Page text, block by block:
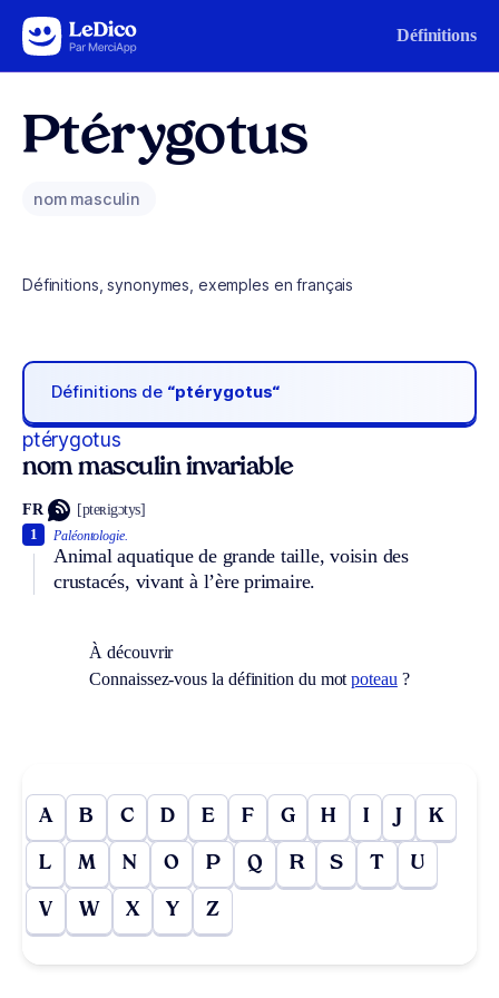
Aller au contenu Définitions
Ptérygotus
nom masculin
Définitions, synonymes, exemples en français
Définitions de “ptérygotus“
ptérygotus
nom masculin invariable
FR [pteʀigɔtys]
Paléontologie.
Animal aquatique de grande taille, voisin des
crustacés, vivant à l’ère primaire.
1
À découvrir
Connaissez-vous la définition du motpoteau ?
A B C D E F G H I J K
L M N O P Q R S T U
V W X Y Z